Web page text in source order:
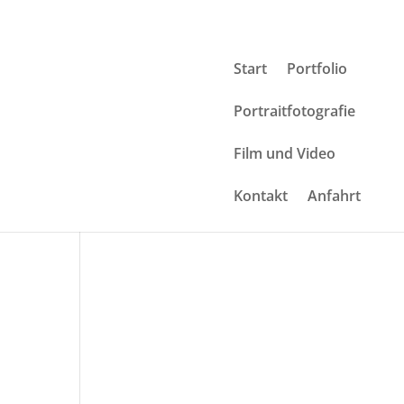
Start Portfolio
Portraitfotografie
Film und Video
Kontakt Anfahrt